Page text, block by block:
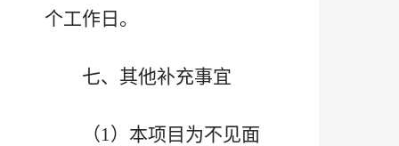
个工作日。
七、其他补充事宜
（1）本项目为不见面